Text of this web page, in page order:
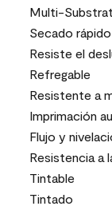
Multi-
Secado rápido
Resiste el
Refregable
Resistente a
Imprimación
Flujo y
Resistencia a
Tintable
Tintado